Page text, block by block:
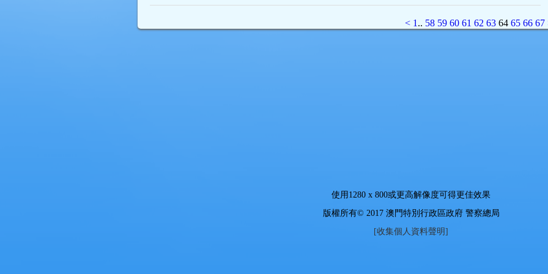
< 1 .. 58 59 60 61 62 63 64 65 66 67
使用 1280 x 800或更高解像度可得更佳效果
版權所有© 2017 澳門特別行政區政府 警察總局
[收集個人資料聲明]